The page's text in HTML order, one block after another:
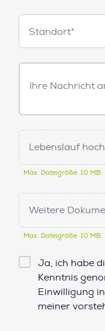
Standorte
Standort*
Freitext
Nachricht
Lebenslauf
Max. Dateigröße: 10 MB.
Weitere
Max. Dateigröße: 10 MB.
Checkbox
Datenschutz*
Ja, ich habe
Kenntnis
Einwilligung
meiner